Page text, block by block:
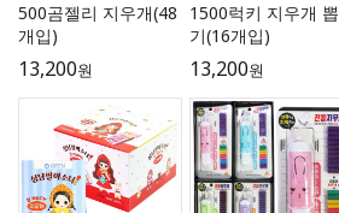
500곰젤리 지우개(48
개입)
13,200원
1500럭키 지우개 뽑
기(16개입)
13,200원